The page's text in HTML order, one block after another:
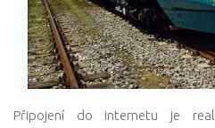
Připojení do internetu je